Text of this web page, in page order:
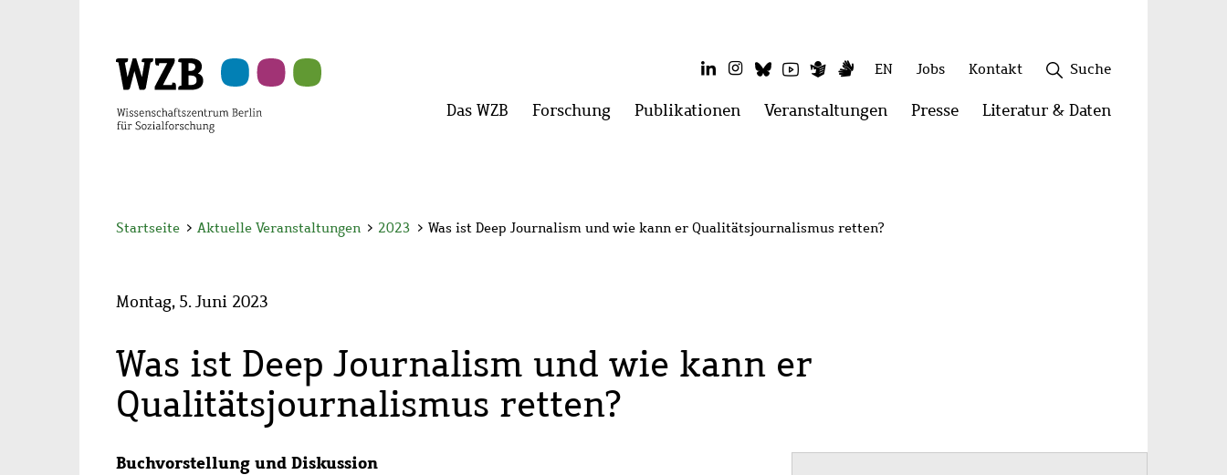
LinkedInInstagram
BlueskyYoutubeLeichte
Sprache
Gebärdensprache
EN
Sekundäres
Menü
Jobs Kontakt Suche
Hauptmenü
Das WZB Menü
Forschung Menü
Publikationen Menü
Veranstaltungen Menü
Presse Menü
Literatur & Daten
Startseite > Aktuelle Veranstaltungen > 2023 > Was ist Deep Journalism und wie kann er Qualitätsjournalismus retten?
Montag, 5. Juni 2023
Was ist Deep Journalism und wie kann er
Qualitätsjournalismus retten?
Buchvorstellung und Diskussion